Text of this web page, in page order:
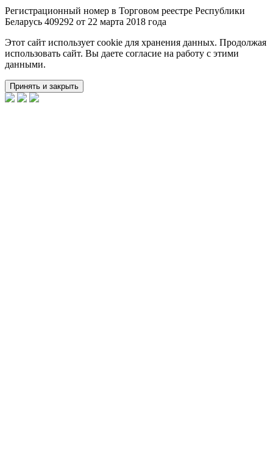
Регистрационный номер в Торговом реестре Республики
Беларусь 409292 от 22 марта 2018 года
Этот сайт использует cookie для хранения данных. Продолжая
использовать сайт. Вы даете согласие на работу с этими
данными.
Принять и закрыть